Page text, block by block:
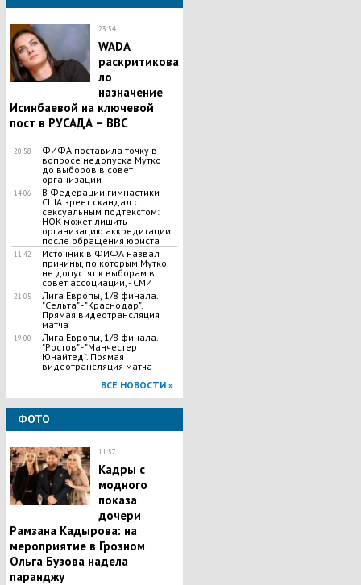
23:54
WADA
раскритикова
ло
назначение
Исинбаевой на ключевой
пост в РУСАДА – BBC
20:58
ФИФА поставила точку в
вопросе недопуска Мутко
до выборов в совет
организации
14:06
В Федерации гимнастики
США зреет скандал с
сексуальным подтекстом:
НОК может лишить
организацию аккредитации
после обращения юриста
11:42
Источник в ФИФА назвал
причины, по которым Мутко
не допустят к выборам в
совет ассоциации, - СМИ
21:05
Лига Европы, 1/8 финала.
"Сельта" - "Краснодар".
Прямая видеотрансляция
матча
19:00
Лига Европы, 1/8 финала.
"Ростов" - "Манчестер
Юнайтед". Прямая
видеотрансляция матча
ВСЕ НОВОСТИ »
ФОТО
11:57
Кадры с
модного
показа
дочери
Рамзана Кадырова: на
мероприятие в Грозном
Ольга Бузова надела
паранджу